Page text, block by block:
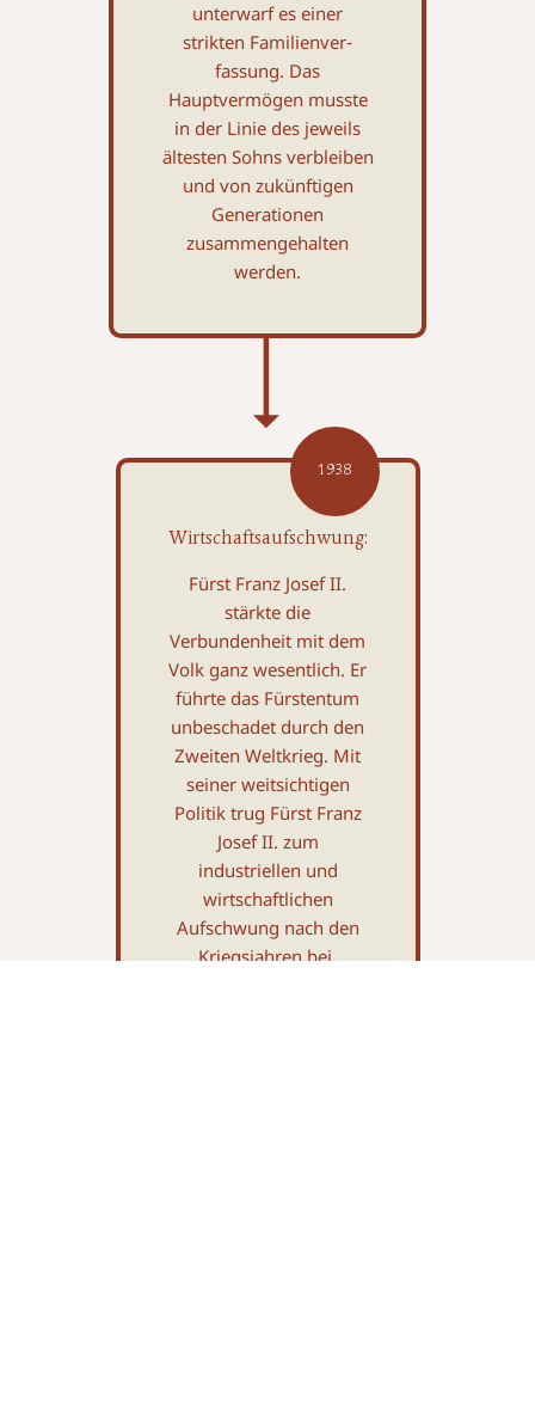
unter­warf es einer
strikten Familienver­
fassung. Das
Hauptvermögen musste
in der Linie des jeweils
ältesten Sohns verbleiben
und von zukünftigen
Generationen
zusammengehalten
werden.
Wirtschaftsaufschwung:
1938
Fürst Franz Josef II.
stärkte die
Verbundenheit mit dem
Volk ganz wesentlich. Er
führte das Fürsten­tum
unbeschadet durch den
Zweiten Weltkrieg. Mit
seiner weitsichtigen
Politik trug Fürst Franz
Josef II. zum
industriellen und
wirtschaftlichen
Aufschwung nach den
Kriegsjahren bei.